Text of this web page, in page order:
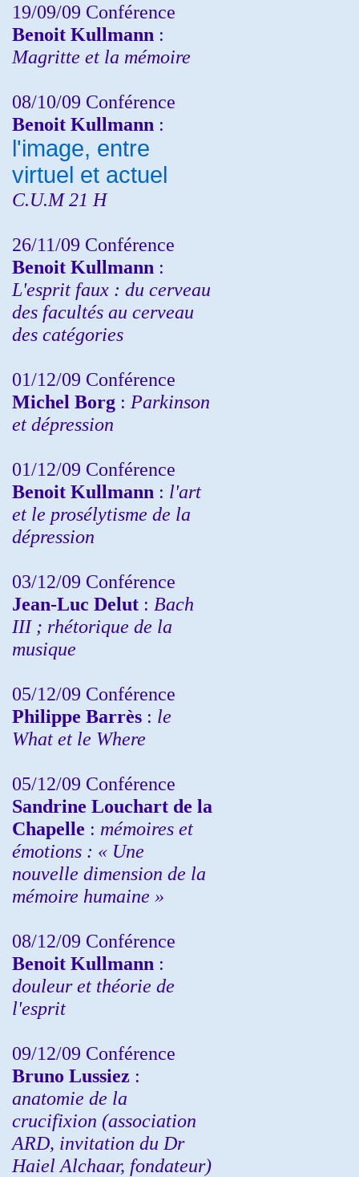
19/09/09 Conférence
Benoit Kullmann :
Magritte et la mémoire
08/10/09 Conférence
Benoit Kullmann :
l'image, entre
virtuel et actuel
C.U.M 21 H
26/11/09 Conférence
Benoit Kullmann :
L'esprit faux : du cerveau
des facultés au cerveau
des catégories
01/12/09 Conférence
Michel Borg : Parkinson
et dépression
01/12/09 Conférence
Benoit Kullmann : l'art
et le prosélytisme de la
dépression
03/12/09 Conférence
Jean-Luc Delut : Bach
III ; rhétorique de la
musique
05/12/09 Conférence
Philippe Barrès : le
What et le Where
05/12/09 Conférence
Sandrine Louchart de la
Chapelle : mémoires et
émotions : « Une
nouvelle dimension de la
mémoire humaine »
08/12/09 Conférence
Benoit Kullmann :
douleur et théorie de
l'esprit
09/12/09 Conférence
Bruno Lussiez :
anatomie de la
crucifixion (association
ARD, invitation du Dr
Haiel Alchaar, fondateur)